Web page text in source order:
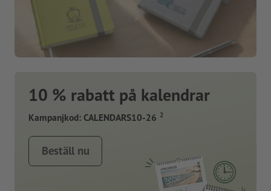
10 % rabatt på kalendrar
Kampanjkod: CALENDARS10-26 2
Beställ nu